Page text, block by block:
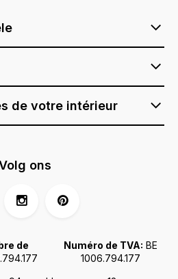
de votre intérieur
de
Numéro de TVA: BE
1006.794.177
ons